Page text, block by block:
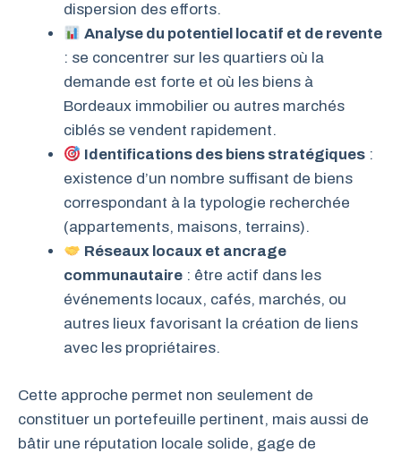
dispersion des efforts.
Analyse du potentiel locatif et de revente
: se concentrer sur les quartiers où la
demande est forte et où les biens à
Bordeaux immobilier ou autres marchés
ciblés se vendent rapidement.
Identifications des biens stratégiques :
existence d’un nombre suffisant de biens
correspondant à la typologie recherchée
(appartements, maisons, terrains).
Réseaux locaux et ancrage
communautaire : être actif dans les
événements locaux, cafés, marchés, ou
autres lieux favorisant la création de liens
avec les propriétaires.
Cette approche permet non seulement de
constituer un portefeuille pertinent, mais aussi de
bâtir une réputation locale solide, gage de